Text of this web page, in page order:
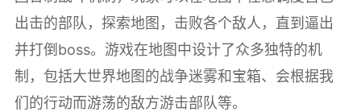
出击的部队，探索地图，击败各个敌人，直到逼出
并打倒boss。游戏在地图中设计了众多独特的机
制，包括大世界地图的战争迷雾和宝箱、会根据我
们的行动而游荡的敌方游击部队等。